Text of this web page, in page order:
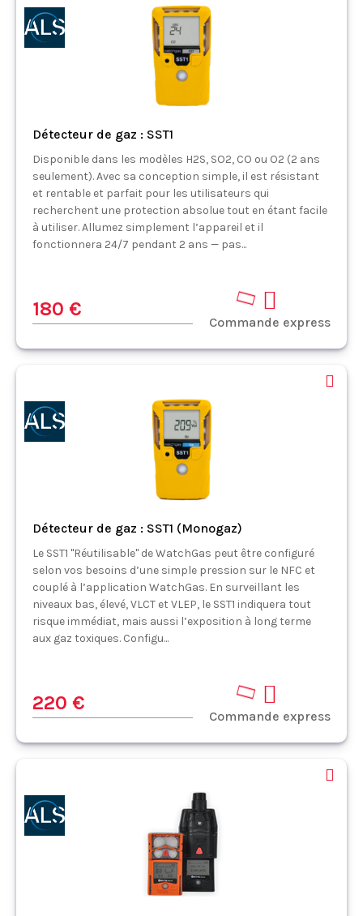
Détecteur de gaz : SST1
Disponible dans les modèles H2S, SO2, CO ou O2 (2 ans
seulement). Avec sa conception simple, il est résistant
et rentable et parfait pour les utilisateurs qui
recherchent une protection absolue tout en étant facile
à utiliser. Allumez simplement l’appareil et il
fonctionnera 24/7 pendant 2 ans — pas...
180 €
Commande express
Détecteur de gaz : SST1 (Monogaz)
Le SST1 "Réutilisable" de WatchGas peut être configuré
selon vos besoins d’une simple pression sur le NFC et
couplé à l’application WatchGas. En surveillant les
niveaux bas, élevé, VLCT et VLEP, le SST1 indiquera tout
risque immédiat, mais aussi l’exposition à long terme
aux gaz toxiques. Configu...
220 €
Commande express